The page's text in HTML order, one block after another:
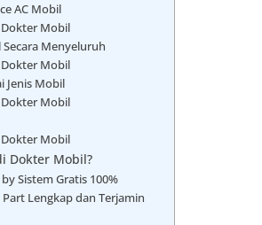
AC Mobil
Mobil
Menyeluruh
Mobil
Jenis Mobil
Mobil
Mobil
Dokter Mobil?
Sistem Gratis 100%
Part Lengkap dan Terjamin